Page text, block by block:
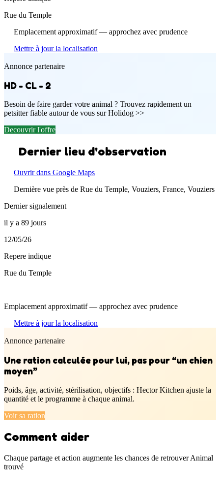
Rue du Temple
Emplacement approximatif — approchez avec prudence
Mettre à jour la localisation
Annonce partenaire
HD - CL - 2
Besoin de faire garder votre animal ? Trouvez rapidement un
petsitter fiable autour de vous sur Holidog >>
Decouvrir l'offre
Dernier lieu d'observation
Ouvrir dans Google Maps
Dernière vue près de Rue du Temple, Vouziers, France, Vouziers
Dernier signalement
il y a 89 jours
12/05/26
Repere indique
Rue du Temple
Emplacement approximatif — approchez avec prudence
Mettre à jour la localisation
Annonce partenaire
Une ration calculée pour lui, pas pour “un chien
moyen”
Poids, âge, activité, stérilisation, objectifs : Hector Kitchen ajuste la
quantité et le programme à chaque animal.
Voir sa ration
Comment aider
Chaque partage et action augmente les chances de retrouver Animal
trouvé